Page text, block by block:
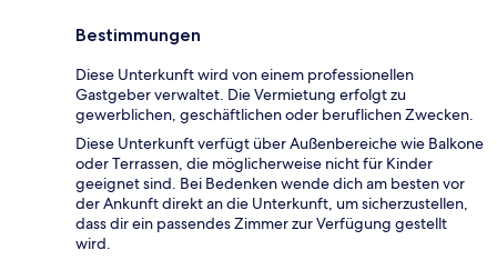
Bestimmungen
Diese Unterkunft wird von einem professionellen
Gastgeber verwaltet. Die Vermietung erfolgt zu
gewerblichen, geschäftlichen oder beruflichen Zwecken.
Diese Unterkunft verfügt über Außenbereiche wie Balkone
oder Terrassen, die möglicherweise nicht für Kinder
geeignet sind. Bei Bedenken wende dich am besten vor
der Ankunft direkt an die Unterkunft, um sicherzustellen,
dass dir ein passendes Zimmer zur Verfügung gestellt
wird.